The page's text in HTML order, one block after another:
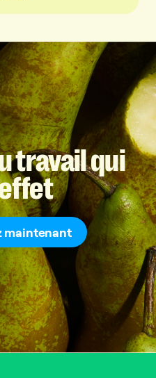
travailqui
maintenant